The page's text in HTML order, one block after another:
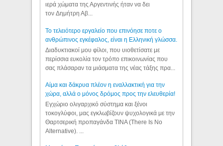
ιερά χώματα της Αργεντινής ήταν να δει
τον Δημήτρη Αβ...
Το τελειότερο εργαλείο που επινόησε ποτε ο
ανθρώπινος εγκέφαλος, είναι η Ελληνική γλώσσα.
Διαδυκτιακοί μου φίλοι, που υιοθετίσατε με
περίσσια ευκολία τον τρόπο επικοινωνίας που
σας πλάσαραν τα μιάσματα της νέας τάξης πρα...
Αίμα και δάκρυα πλέον η εναλλακτική για την
χώρα, αλλά ο μόνος δρόμος προς την ελευθερία!
Εγχώριο ολιγαρχικό σύστημα και ξένοι
τοκογλύφοι, μας εγκλωβίζουν ψυχολογικά με την
Θαρτσερική προπαγάνδα TINA (There Is No
Alternative). ...